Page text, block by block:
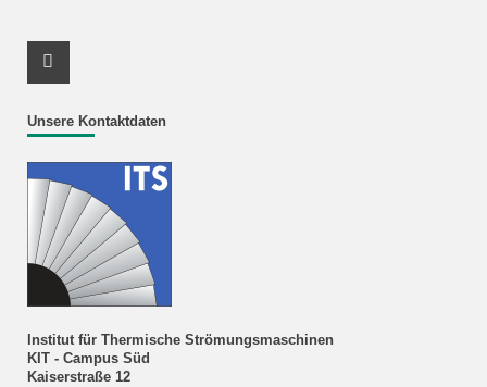
Unsere Kontaktdaten
Institut für Thermische Strömungsmaschinen
KIT - Campus Süd
Kaiserstraße 12
Youtube Profil